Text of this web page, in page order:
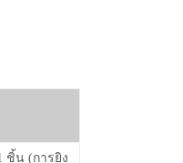
ชิ้น (การยิง